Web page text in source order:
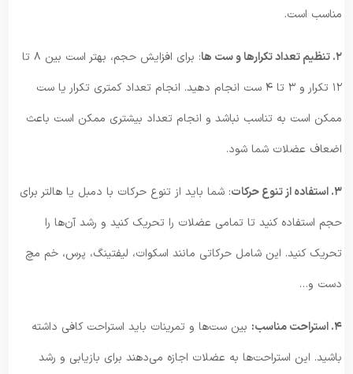
مناسب است.
۲. تنظیم تعداد تکرار‌ها و ست‌ ها
: برای افزایش حجم، بهتر است بین ۸ تا
۱۲ تکرار و ۳ تا ۴ ست انجام دهید. انجام تعداد کمتری تکرار یا ست
ممکن است به تناسب نباشد و انجام تعداد بیشتری ممکن است باعث
اضعاف عضلات شما شود.
۳. استفاده از تنوع حرکات
: شما باید از تنوع حرکات با دمبل یا هالتر برای
حجم استفاده کنید تا تمامی عضلات را تحریک کنید و رشد آن‌ها را
تحریک کنید. این شامل حرکاتی مانند اسکوات، لیفتینگ، پرس، خم مچ
دست و…
۴. استراحت مناسب:
بین ست‌ها و تمرینات باید استراحت کافی داشته
باشید. این استراحت‌ها به عضلات اجازه می‌دهند برای بازیابی و رشد